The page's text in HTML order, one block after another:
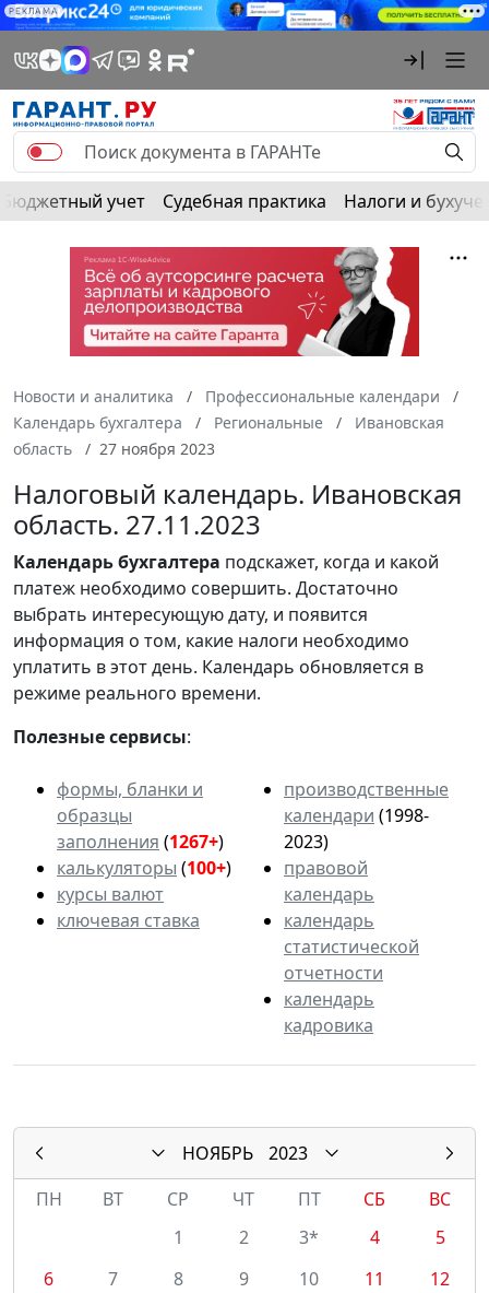
РЕКЛАМА
Бюджетный учет Судебная практика Налоги и
Новости и аналитика
Профессиональные календари
Календарь бухгалтера
Региональные
Ивановская
область
27 ноября 2023
Налоговый календарь. Ивановская
область. 27.11.2023
Календарьбухгалтера подскажет, когда и какой
платеж необходимо совершить. Достаточно
выбрать интересующую дату, и появится
информация о том, какие налоги необходимо
уплатить в этот день. Календарь обновляется в
режиме реального времени.
Полезные сервисы:
формы, бланки и
образцы
заполнения (1267+)
калькуляторы (100+)
курсы валют
ключевая ставка
производственные
календари (1998-
2023)
правовой
календарь
календарь
статистической
отчетности
календарь
кадровика
НОЯБРЬ
2023
ПН
ВТ СР ЧТ ПТ СБ
ВС
1
2 3* 4
5
6
7 8 9 10 11
12